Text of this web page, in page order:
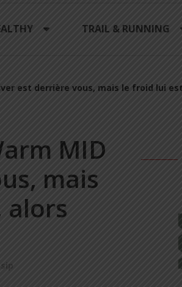
TRAIL & RUNNING
est derrière vous, mais le froid lui
MID
mais
alors